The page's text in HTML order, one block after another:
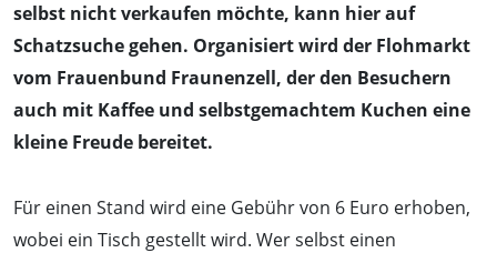
selbst nicht verkaufen möchte, kann hier auf
Schatzsuche gehen. Organisiert wird der Flohmarkt
vom Frauenbund Fraunenzell, der den Besuchern
auch mit Kaffee und selbstgemachtem Kuchen eine
kleine Freude bereitet.
Für einen Stand wird eine Gebühr von 6 Euro erhoben,
wobei ein Tisch gestellt wird. Wer selbst einen